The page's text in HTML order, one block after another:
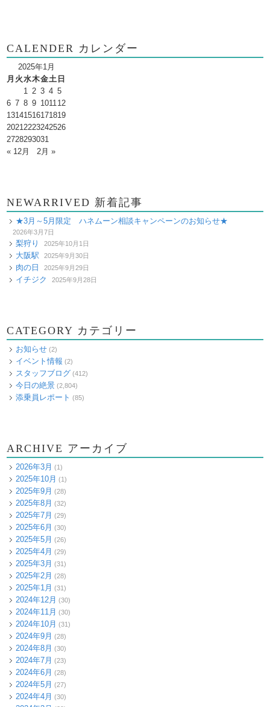
CALENDER カレンダー
2025年1月
月 火水木金土 日
1 2 3 4 5
6 7 8 9 101112
13141516171819
20212223242526
2728293031
« 12月
2月 »
NEWARRIVED 新着記事
★3月～5月限定 ハネムーン相談キャンペーンのお知らせ★
2026年3月7日
梨狩り 2025年10月1日
大阪駅 2025年9月30日
肉の日 2025年9月29日
イチジク 2025年9月28日
CATEGORY カテゴリー
お知らせ (2)
イベント情報 (2)
スタッフブログ (412)
今日の絶景 (2,804)
添乗員レポート (85)
ARCHIVE アーカイブ
2026年3月 (1)
2025年10月 (1)
2025年9月 (28)
2025年8月 (32)
2025年7月 (29)
2025年6月 (30)
2025年5月 (26)
2025年4月 (29)
2025年3月 (31)
2025年2月 (28)
2025年1月 (31)
2024年12月 (30)
2024年11月 (30)
2024年10月 (31)
2024年9月 (28)
2024年8月 (30)
2024年7月 (23)
2024年6月 (28)
2024年5月 (27)
2024年4月 (30)